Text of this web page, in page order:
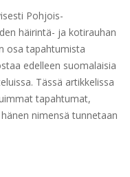
Pohjois-
häirintä- ja kotirauhan
osa tapahtumista
edelleen suomalaisia
Tässä artikkelissa
tapahtumat,
nimensä tunnetaan